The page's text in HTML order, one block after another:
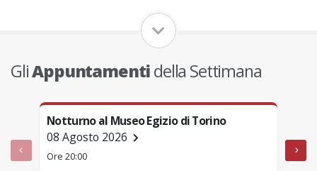
GliAppuntamentidella Settimana
Notturno al Museo Egizio di Torino
08 Agosto 2026
Ore 20:00
08
Ore